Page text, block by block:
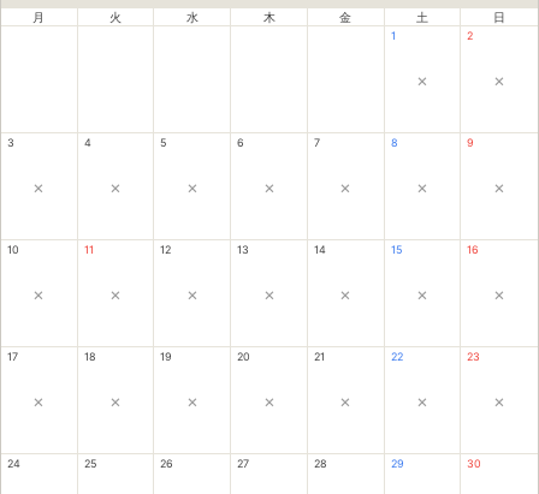
月 火 水 木 金 土 日
1
×
2
×
3
×
4
×
5
×
6
×
7
×
8
×
9
×
10
×
11
×
12
×
13
×
14
×
15
×
16
×
17
×
18
×
19
×
20
×
21
×
22
×
23
×
24 25 26 27 28 29 30